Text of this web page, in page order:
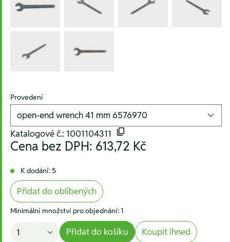
Provedení
Katalogové č.: 1001104311
Cena bez DPH: 613,72 Kč
K dodání: 5
Přidat do oblíbených
Minimální množství pro objednání: 1
Přidat do košíku Koupit ihned